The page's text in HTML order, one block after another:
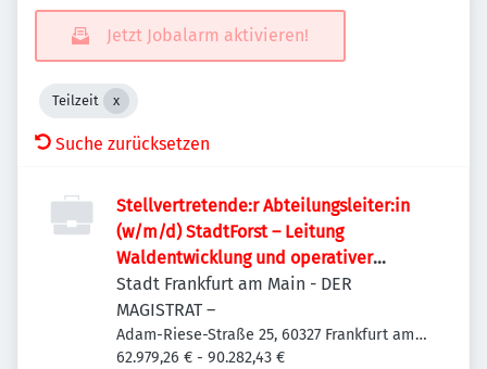
Jetzt Jobalarm aktivieren!
Teilzeit
Suche zurücksetzen
Stellvertretende:r Abteilungsleiter:in
(w/m/d) StadtForst – Leitung
Waldentwicklung und operativer
Forstbetrieb
Stadt Frankfurt am Main - DER
MAGISTRAT –
Adam-Riese-Straße 25, 60327 Frankfurt am
Main-Innenstadt I, Deutschland
62.979,26 € - 90.282,43 €